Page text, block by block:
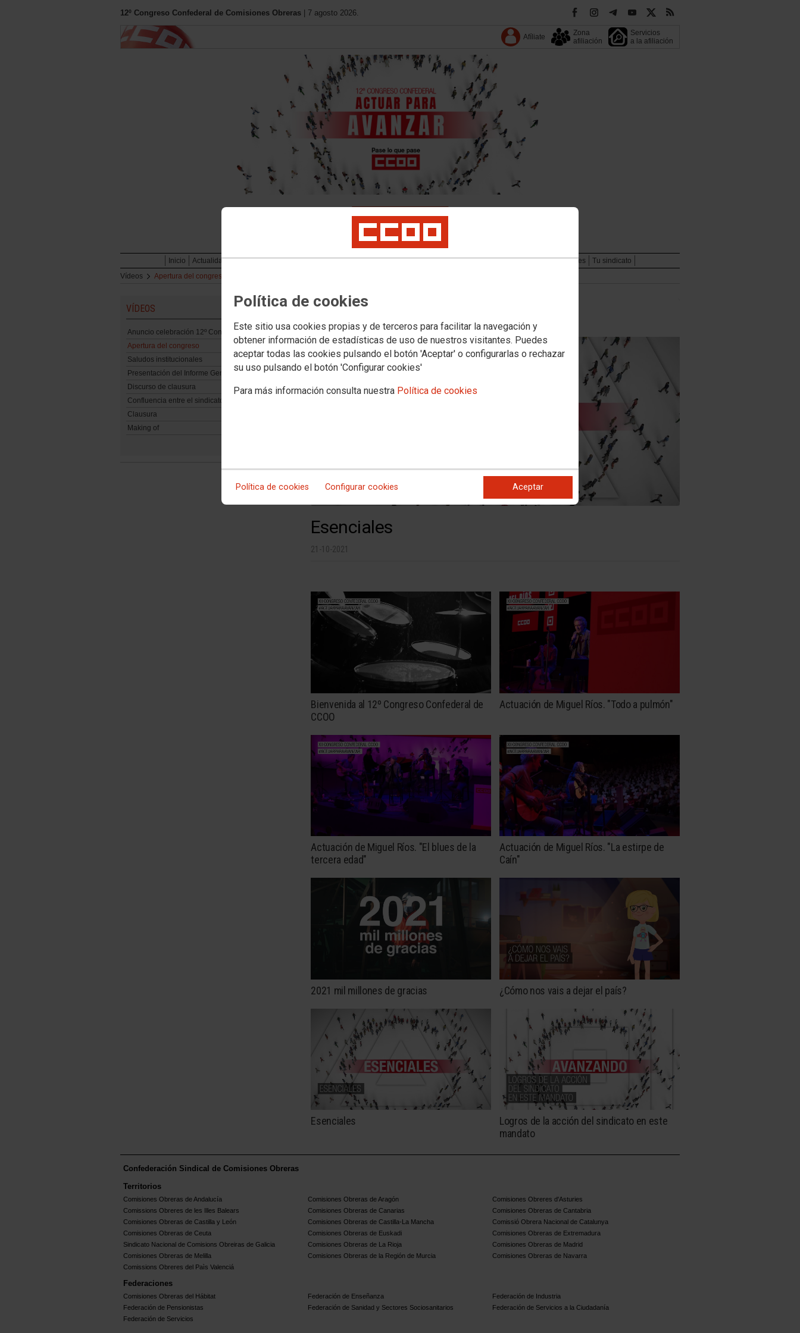
Política de cookies
Este sitio usa cookies propias y de terceros para facilitar la navegación y
obtener información de estadísticas de uso de nuestros visitantes. Puedes
aceptar todas las cookies pulsando el botón 'Aceptar' o configurarlas o rechazar
su uso pulsando el botón 'Configurar cookies'
Para más información consulta nuestra Política de cookies
Política de cookies Configurar cookies Aceptar
12º Congreso Confederal de Comisiones Obreras | 7 agosto 2026.
Afíliate
Zona
afiliación
Servicios
a la afiliación
Inicio Actualidad Información del congreso Documentos Vídeos Imágenes Congresos territoriales Congresos federales
Tu sindicato
Vídeos
Apertura del congreso
VÍDEOS
Anuncio celebración 12º Congreso Confederal
Apertura del congreso
Saludos institucionales
Presentación del Informe General
Discurso de clausura
Confluencia entre el sindicato y la cultura
Clausura
Making of
Esenciales
21-10-2021
Bienvenida al 12º Congreso Confederal de
CCOO
Actuación de Miguel Ríos. "Todo a pulmón"
Actuación de Miguel Ríos. "El blues de la
tercera edad"
Actuación de Miguel Ríos. "La estirpe de
Caín"
2021 mil millones de gracias ¿Cómo nos vais a dejar el país?
Esenciales
Logros de la acción del sindicato en este
mandato
Confederación Sindical de Comisiones Obreras
Territorios
Comisiones Obreras de Andalucía Comisiones Obreras de Aragón
Comisiones Obreres d'Asturies
Comissions Obreres de les Illes Balears
Comisiones Obreras de Canarias
Comisiones Obreras de Cantabria
Comisiones Obreras de Castilla y León
Comisiones Obreras de Castilla-La Mancha
Comissió Obrera Nacional de Catalunya
Comisiones Obreras de Ceuta
Comisiones Obreras de Euskadi
Comisiones Obreras de Extremadura
Sindicato Nacional de Comisions Obreiras de Galicia
Comisiones Obreras de La Rioja
Comisiones Obreras de Madrid
Comisiones Obreras de Melilla
Comisiones Obreras de la Región de Murcia
Comisiones Obreras de Navarra
Comissions Obreres del Paìs Valenciá
Federaciones
Comisiones Obreras del Hábitat Federación de Enseñanza
Federación de Industria
Federación de Pensionistas
Federación de Sanidad y Sectores Sociosanitarios
Federación de Servicios a la Ciudadanía
Federación de Servicios